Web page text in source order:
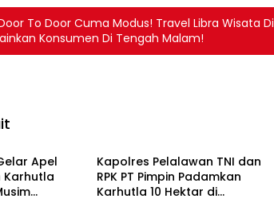
To Door Cuma Modus! Travel Libra Wisata
Konsumen Di Tengah Malam!
Apel
Karhutla
Kapolres Pelalawan TNI dan
RPK PT Pimpin Padamkan
Karhutla 10 Hektar di
POLRI